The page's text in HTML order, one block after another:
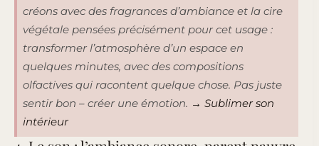
créons avec des fragrances d’ambiance et la cire
végétale pensées précisément pour cet usage :
transformer l’atmosphère d’un espace en
quelques minutes, avec des compositions
olfactives qui racontent quelque chose. Pas juste
sentir bon – créer une émotion. → Sublimer son
intérieur